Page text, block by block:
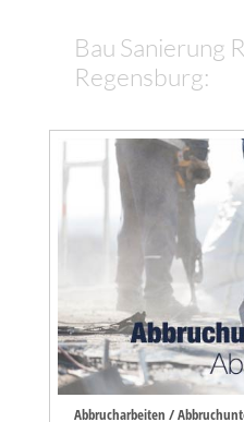
Bau Sanierung
Regensburg:
Abbrucharbeiten /